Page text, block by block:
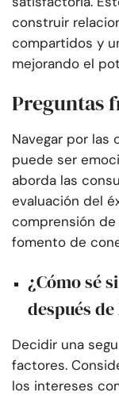
construir
compartidos y
mejorando el
Preguntas
Navegar por las
puede ser
aborda las
evaluación del
comprensión
fomento de
¿Cómo sé
después
Decidir una
factores.
los intereses